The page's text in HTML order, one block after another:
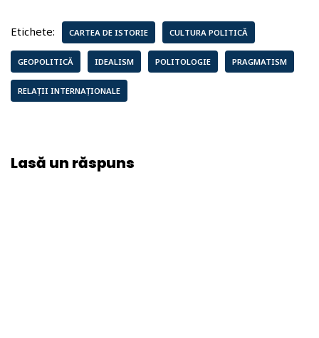
Etichete: CARTEA DE ISTORIE CULTURA POLITICĂ
GEOPOLITICĂ IDEALISM POLITOLOGIE PRAGMATISM
RELAȚII INTERNAȚIONALE
Lasă un răspuns